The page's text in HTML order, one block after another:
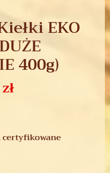
EKO
400g)
zł
certyfikowane